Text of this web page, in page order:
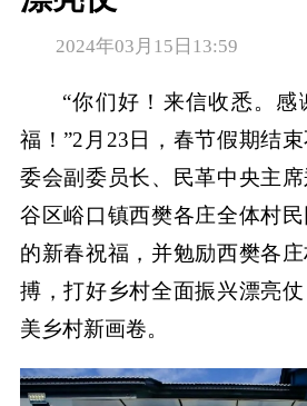
2024年03月15日13:59
“你们好！来信收悉。
福！”2月23日，春节假期结
委会副委员长、民革中央主
谷区峪口镇西樊各庄全体村
的新春祝福，并勉励西樊各
搏，打好乡村全面振兴漂亮
美乡村新画卷。